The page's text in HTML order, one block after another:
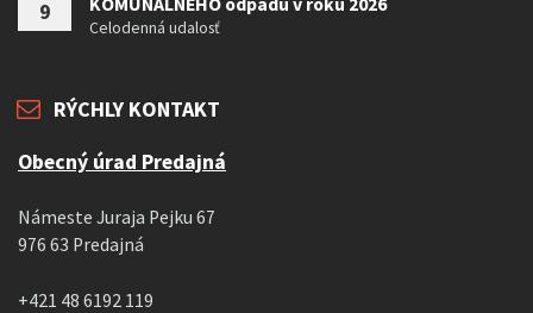
9
Celodenná udalosť
RÝCHLY KONTAKT
Obecný úrad Predajná
Námeste Juraja Pejku 67
976 63 Predajná
+421 48 6192 119